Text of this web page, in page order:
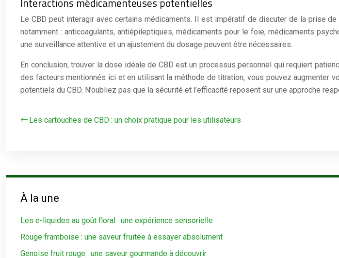
Le CBD peut interagir avec certains médicaments. Il est impératif de discuter de la prise
notamment : anticoagulants, antiépileptiques, médicaments pour le foie, médicaments
une surveillance attentive et un ajustement du dosage peuvent être nécessaires.
En conclusion, trouver la dose idéale de CBD est un processus personnel qui requiert
des facteurs mentionnés ici et en utilisant la méthode de titration, vous pouvez
potentiels du CBD. N’oubliez pas que la sécurité et l’efficacité reposent sur une approche
Les cartouches de CBD : un choix pratique pour les utilisateurs
À la une
Les e-liquides au goût floral : une expérience sensorielle
Rouge framboise : une saveur fruitée à essayer absolument
Genoise fruit rouge : une saveur gourmande à découvrir